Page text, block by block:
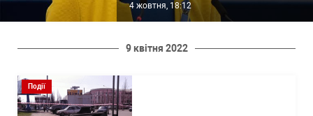
4 жовтня, 18:12
9 квітня 2022
Події